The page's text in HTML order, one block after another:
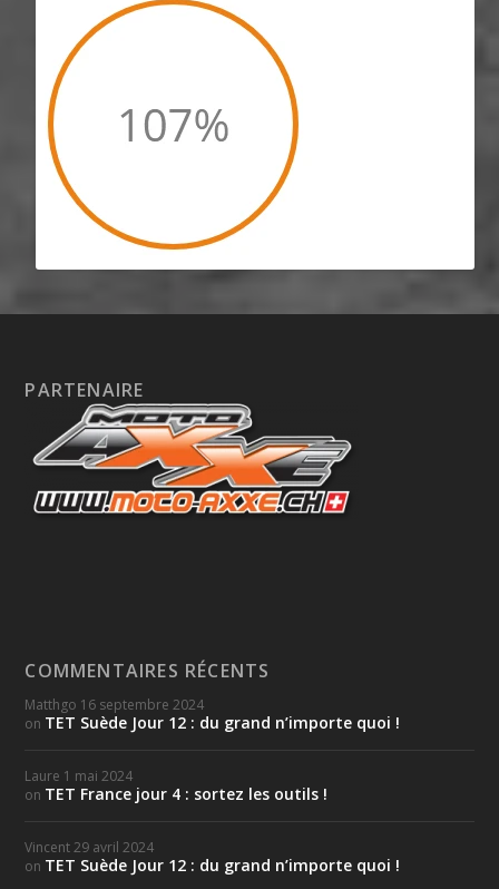
PARTENAIRE
COMMENTAIRES RÉCENTS
Matthgo 16 septembre 2024
on TET Suède Jour 12 : du grand n’importe quoi !
Laure 1 mai 2024
on TET France jour 4 : sortez les outils !
Vincent 29 avril 2024
on TET Suède Jour 12 : du grand n’importe quoi !